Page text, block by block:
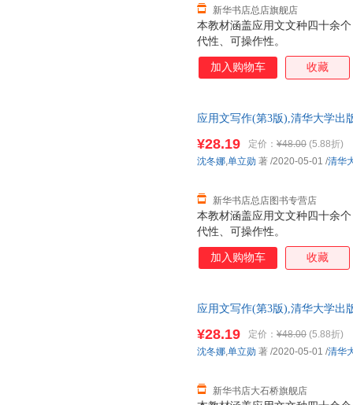
本教材涵盖应用文文种四十余
代性、可操作性。
新华书店总店旗舰店
加入购物车 收藏
应用文写作(第3版),清华大学出
本教材涵盖应用文文种四十余
代性、可操作性。
¥28.19 定价： ¥48.00 (5.88折)
新华书店总店图书专营店
沈冬娜,单立勋 著 /2020-05-01 /清华
加入购物车 收藏
应用文写作(第3版),清华大学出
¥28.19 定价： ¥48.00 (5.88折)
新华书店大石桥旗舰店
沈冬娜,单立勋 著 /2020-05-01 /清华